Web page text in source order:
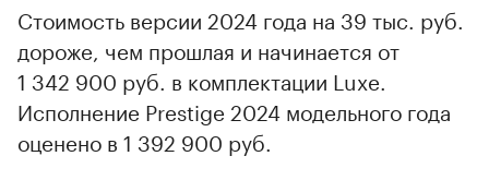
Стоимость версии 2024 года на 39 тыс. руб.
дороже, чем прошлая и начинается от
1 342 900 руб. в комплектации Luxe.
Исполнение Prestige 2024 модельного года
оценено в 1 392 900 руб.